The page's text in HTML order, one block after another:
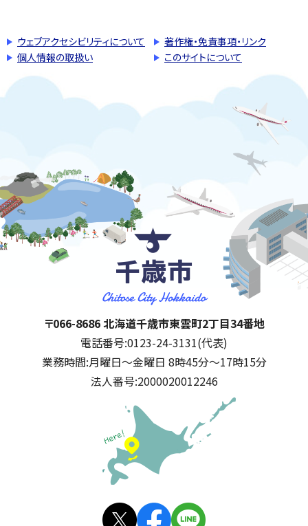
ウェブアクセシビリティについて
著作権・免責事項・リンク
個人情報の取扱い
このサイトについて
千歳市
住所:
〒066-8686 北海道千歳市東雲町2丁目34番地
電話番号:0123-24-3131(代表)
業務時間:月曜日～金曜日 8時45分～17時15分
法人番号:2000020012246
公式SNS